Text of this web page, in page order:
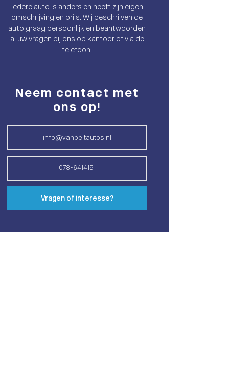
Iedere auto is anders en heeft zijn eigen
omschrijving en prijs. Wij beschrijven de
auto graag persoonlijk en beantwoorden
al uw vragen bij ons op kantoor of via de
telefoon.
Neem contact met
ons op!
info@vanpeltautos.nl
078-6414151
Vragen of interesse?